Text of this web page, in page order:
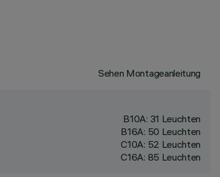
Sehen Montageanleitung
B10A: 31 Leuchten
B16A: 50 Leuchten
C10A: 52 Leuchten
C16A: 85 Leuchten